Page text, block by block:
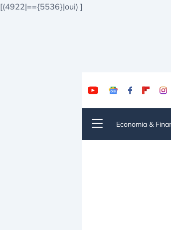
[(4922|=={5536}|oui) ]
Economia &